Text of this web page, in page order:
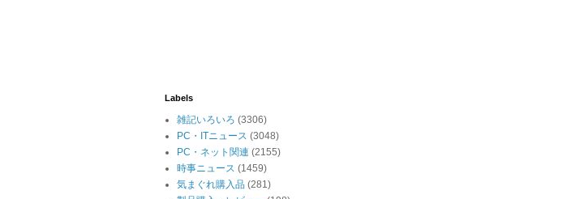
Labels
雑記いろいろ (3306)
PC・ITニュース (3048)
PC・ネット関連 (2155)
時事ニュース (1459)
気まぐれ購入品 (281)